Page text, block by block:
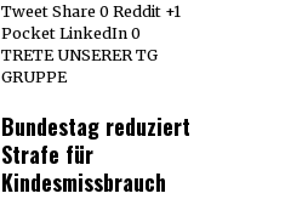
Tweet Share 0 Reddit +1
Pocket LinkedIn 0
TRETE UNSERER TG
GRUPPE
Bundestag reduziert
Strafe für
Kindesmissbrauch